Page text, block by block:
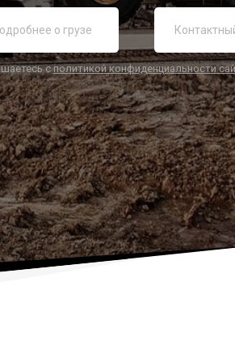
сполитикой конфиденциальности